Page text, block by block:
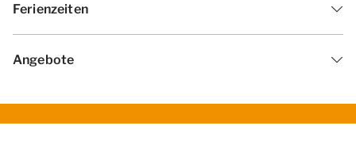
Ferienzeiten
Angebote